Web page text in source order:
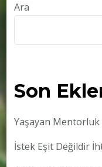
Ara
Son
Yaşayan
İstek Eşit Değildir